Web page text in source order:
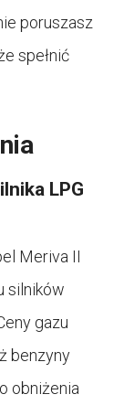
poruszasz
spełnić
LPG
Meriva II
silników
gazu
benzyny
obniżenia